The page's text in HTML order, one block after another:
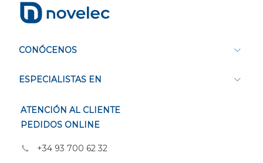
CONÓCENOS
ESPECIALISTAS EN
ATENCIÓN AL CLIENTE
PEDIDOS ONLINE
+34 93 700 62 32